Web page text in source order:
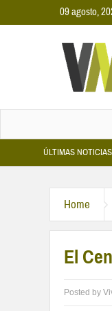
09 agosto,
ÚLTIMAS NOTICIAS
2026 Los
Home
El
Posted by